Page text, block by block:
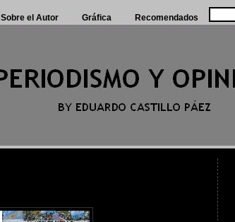
Sobre el Autor Gráfica Recomendados